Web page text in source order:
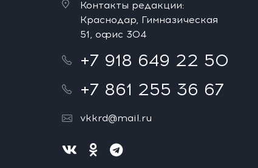
Контакты редакции:
Краснодар, Гимназическая
51, офис 304
+7 918 649 22 50
+7 861 255 36 67
vkkrd@mail.ru